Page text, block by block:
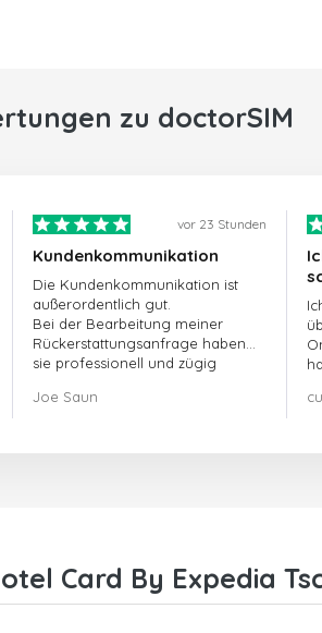
zu doctorSIM
vor 23 Stunden
Kundenkommunikation
Die Kundenkommunikation ist
außerordentlich gut.
Bei der Bearbeitung meiner
Rückerstattungsanfrage haben
sie professionell und zügig
gelöst.
Joe Saun
Card By Expedia